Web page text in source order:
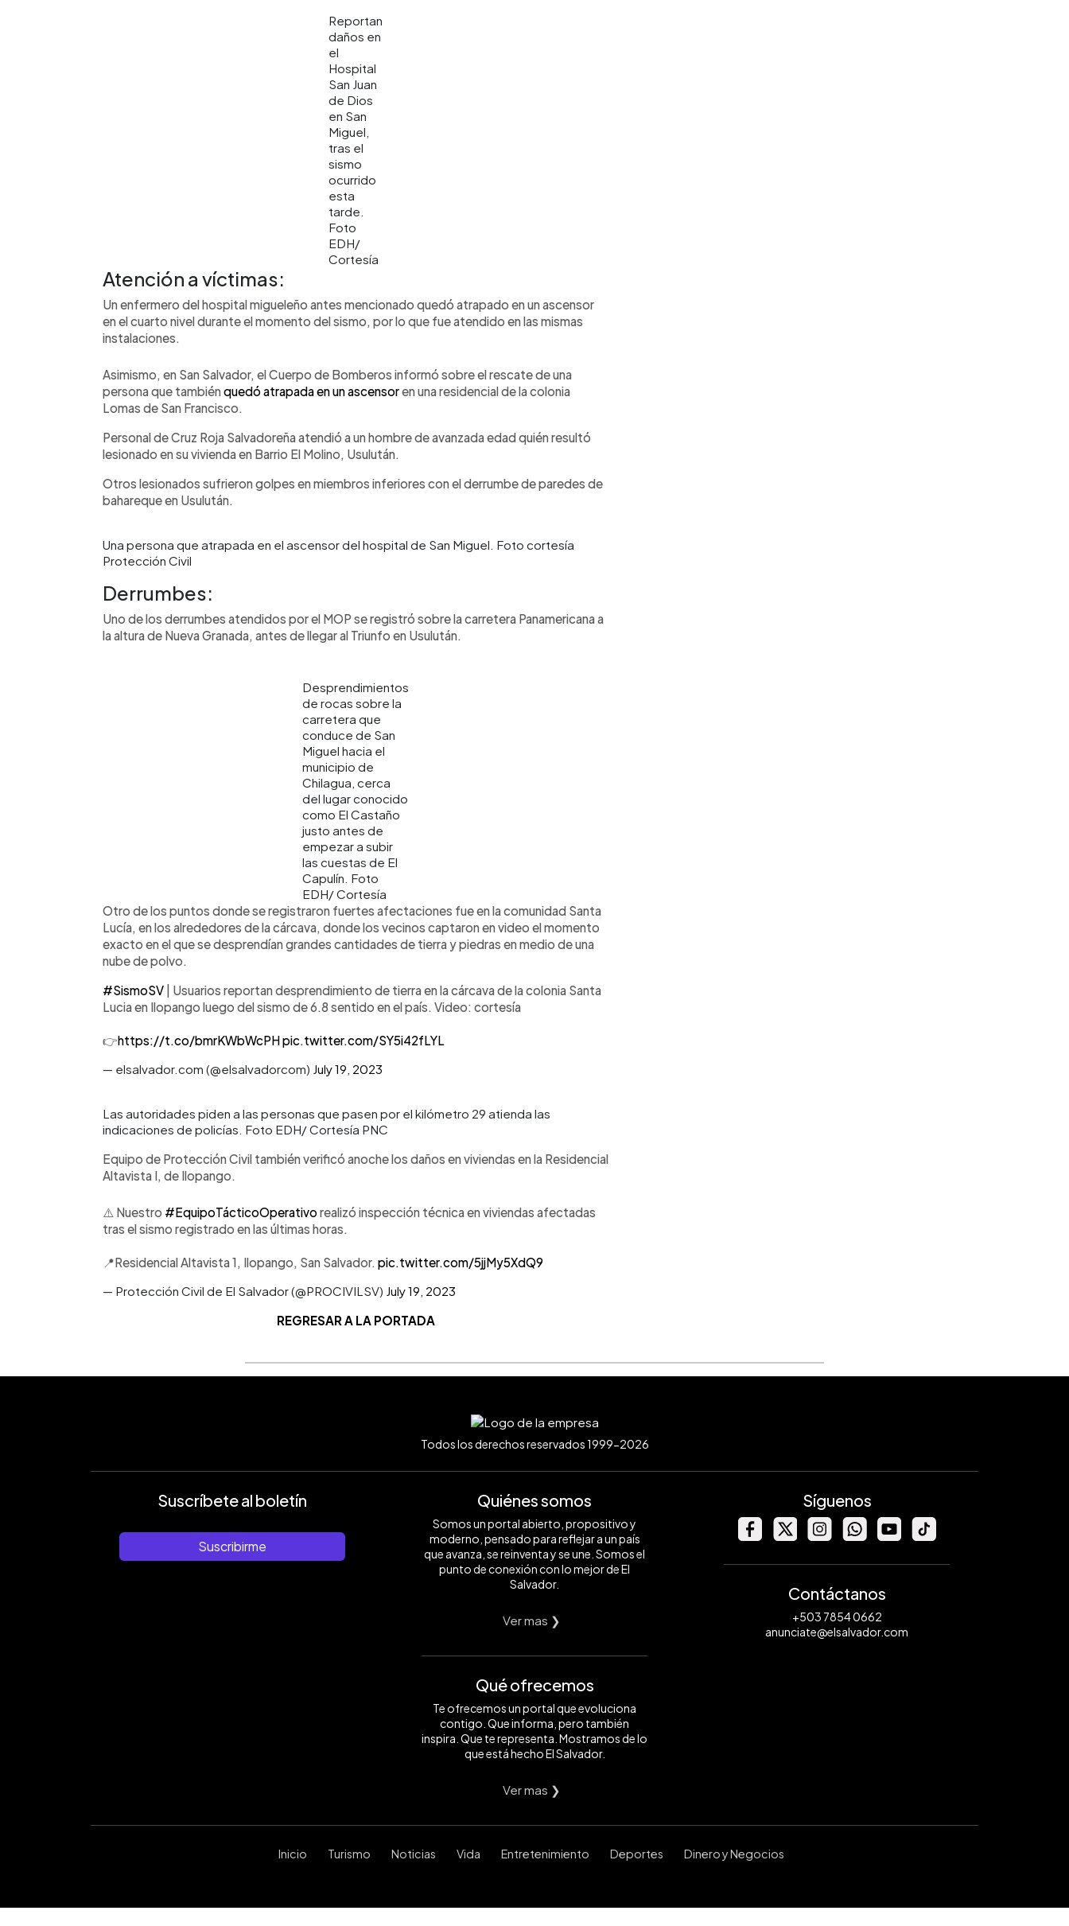
Reportan
daños en
el
Hospital
San Juan
de Dios
en San
Miguel,
tras el
sismo
ocurrido
esta
tarde.
Foto
EDH/
Cortesía
Atención a víctimas:
Un enfermero del hospital migueleño antes mencionado quedó atrapado en un ascensor
en el cuarto nivel durante el momento del sismo, por lo que fue atendido en las mismas
instalaciones.
Asimismo, en San Salvador, el Cuerpo de Bomberos informó sobre el rescate de una
persona que tambiénquedó atrapada en un ascensoren una residencial de la colonia
Lomas de San Francisco.
Personal de Cruz Roja Salvadoreña atendió a un hombre de avanzada edad quién resultó
lesionado en su vivienda en Barrio El Molino, Usulután.
Otros lesionados sufrieron golpes en miembros inferiores con el derrumbe de paredes de
bahareque en Usulután.
Una persona que atrapada en el ascensor del hospital de San Miguel. Foto cortesía
Protección Civil
Derrumbes:
Uno de los derrumbes atendidos por el MOP se registró sobre la carretera Panamericana a
la altura de Nueva Granada, antes de llegar al Triunfo en Usulután.
Desprendimientos
de rocas sobre la
carretera que
conduce de San
Miguel hacia el
municipio de
Chilagua, cerca
del lugar conocido
como El Castaño
justo antes de
empezar a subir
las cuestas de El
Capulín. Foto
EDH/ Cortesía
Otro de los puntos donde se registraron fuertes afectaciones fue en la comunidad Santa
Lucía, en los alrededores de la cárcava, donde los vecinos captaron en video el momento
exacto en el que se desprendían grandes cantidades de tierra y piedras en medio de una
nube de polvo.
#SismoSV | Usuarios reportan desprendimiento de tierra en la cárcava de la colonia Santa
Lucia en Ilopango luego del sismo de 6.8 sentido en el país. Video: cortesía
👉https://t.co/bmrKWbWcPHpic.twitter.com/SY5i42fLYL
— elsalvador.com (@elsalvadorcom) July 19, 2023
Las autoridades piden a las personas que pasen por el kilómetro 29 atienda las
indicaciones de policías. Foto EDH/ Cortesía PNC
Equipo de Protección Civil también verificó anoche los daños en viviendas en la Residencial
Altavista I, de Ilopango.
⚠️ Nuestro #EquipoTácticoOperativorealizó inspección técnica en viviendas afectadas
tras el sismo registrado en las últimas horas.
📍Residencial Altavista 1, Ilopango, San Salvador. pic.twitter.com/5jjMy5XdQ9
— Protección Civil de El Salvador (@PROCIVILSV) July 19, 2023
REGRESAR A LA PORTADA
Todos los derechos reservados 1999-2026
Suscríbete al boletín
Suscribirme
Quiénes somos
Somos un portal abierto, propositivo y
moderno, pensado para reflejar a un país
que avanza, se reinventa y se une. Somos el
punto de conexión con lo mejor de El
Salvador.
Ver mas ❯
Qué ofrecemos
Te ofrecemos un portal que evoluciona
contigo. Que informa, pero también
inspira. Que te representa. Mostramos de lo
que está hecho El Salvador.
Ver mas ❯
Síguenos
Contáctanos
+503 7854 0662
anunciate@elsalvador.com
Inicio Turismo Noticias Vida Entretenimiento Deportes Dinero y Negocios